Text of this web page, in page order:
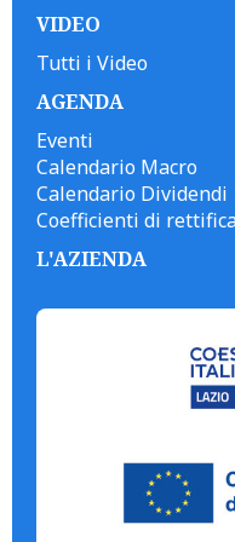
VIDEO
Tutti i Video
AGENDA
Eventi
Calendario Macro
Calendario Dividendi
Coefficienti di
L'AZIENDA